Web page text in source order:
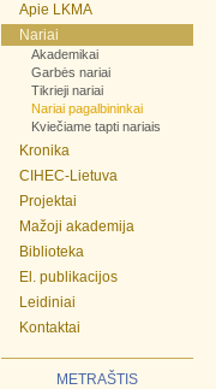
Apie LKMA
Nariai
Akademikai
Garbės nariai
Tikrieji nariai
Nariai pagalbininkai
Kviečiame tapti nariais
Kronika
CIHEC-Lietuva
Projektai
Mažoji akademija
Biblioteka
El. publikacijos
Leidiniai
Kontaktai
METRAŠTIS